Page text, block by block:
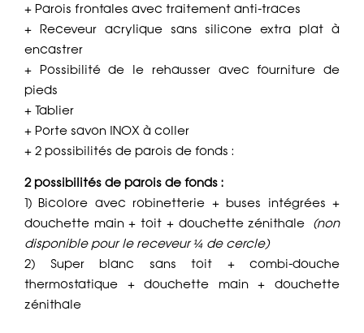
+ Parois frontales avec traitement anti-traces
+ Receveur acrylique sans silicone extra plat à
encastrer
+ Possibilité de le rehausser avec fourniture de
pieds
+ Tablier
+ Porte savon INOX à coller
+ 2 possibilités de parois de fonds :
2 possibilités de parois de fonds :
1) Bicolore avec robinetterie + buses intégrées +
douchette main + toit + douchette zénithale (non
disponible pour le receveur ¼ de cercle)
2) Super blanc sans toit + combi-douche
thermostatique + douchette main + douchette
zénithale